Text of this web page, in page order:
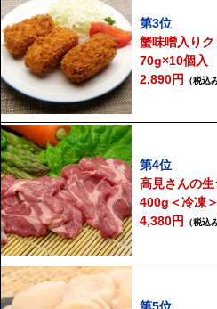
第3位
蟹味噌入り
70g×10個入
2,890円
（税込
第4位
高見さんの
400g＜冷凍＞
4,380円
（税込
第5位